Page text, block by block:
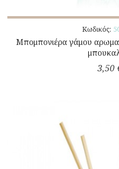
Κωδικός:
Μπομπονιέρα γάμου
3,50